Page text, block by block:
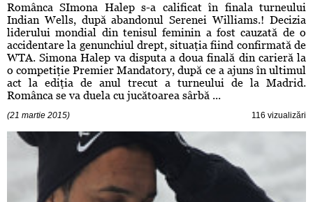
Românca SImona Halep s-a calificat în finala turneului
Indian Wells, după abandonul Serenei Williams.! Decizia
liderului mondial din tenisul feminin a fost cauzată de o
accidentare la genunchiul drept, situaţia fiind confirmată de
WTA. Simona Halep va disputa a doua finală din carieră la
o competiţie Premier Mandatory, după ce a ajuns în ultimul
act la ediţia de anul trecut a turneului de la Madrid.
Românca se va duela cu jucătoarea sârbă ...
(21 martie 2015) 116 vizualizări